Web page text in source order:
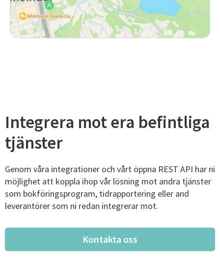
Integrera mot era befintliga
tjänster
Genom våra integrationer och vårt öppna REST API har ni
möjlighet att koppla ihop vår lösning mot andra tjänster
som bokföringsprogram, tidrapportering eller and
leverantörer som ni redan integrerar mot.
Kontakta oss